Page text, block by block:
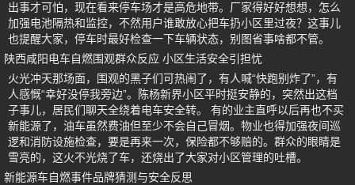
出事才可怕，现在看来停车场才是高危地带。厂家得好好想想，怎么
加强电池隔热和监控，不然用户谁敢放心把车扔小区里过夜？这事儿
也提醒大家，停车时最好检查一下车辆状态，别图省事啥都不管。
陕西咸阳电车自燃围观群众反应 小区生活安全引担忧
火光冲天那场面，围观的黑子们可热闹了，有人喊“快跑别炸了”，有
人感慨“幸好没停我旁边”。陈杨新界小区平时挺安静的，突然出这档
子事儿，居民们聊天全绕着电车安全转。 有的业主直呼以后再也不买
新能源了，油车虽然费油但至少不会自己冒烟。物业也得加强夜间巡
逻和消防设施检查，要是再来一次，保险都不够赔的。群众的眼睛是
雪亮的，这火不光烧了车，还烧出了大家对小区管理的吐槽。
新能源车自燃事件品牌猜测与安全反思